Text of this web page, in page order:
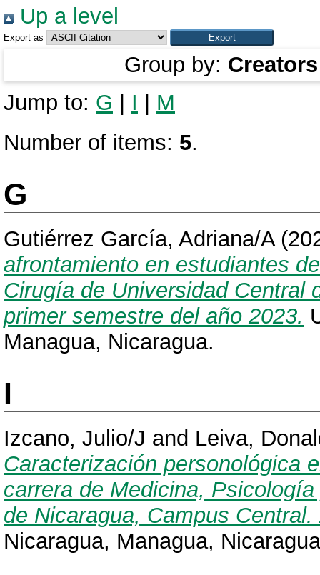
Up a level
Export as
Group by: Creators
Jump to: G I
M
Number of items: 5.
G
Gutiérrez García, Adriana/A
afrontamiento en estudiantes
Cirugía de Universidad Central
primer semestre del año 2023.
Managua, Nicaragua.
I
Izcano, Julio/J and Leiva,
Caracterización personológica
carrera de Medicina,
de Nicaragua, Campus Central.
Nicaragua, Managua,